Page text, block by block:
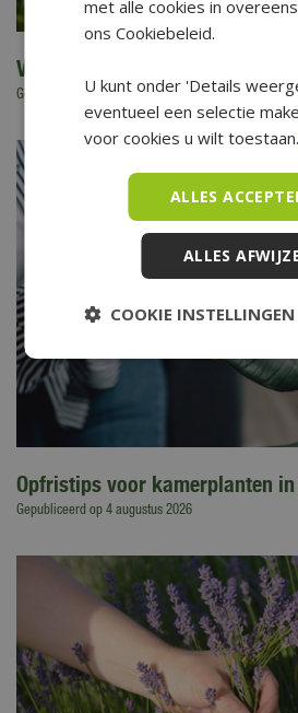
Vakantietips (voor kids) in eigen
Gepubliceerd op 6 augustus 2026
Opfristips voor kamerplanten
Gepubliceerd op 4 augustus 2026
met alle cookies in
ons Cookiebeleid.
U kunt onder 'Details
eventueel een selectie
voor cookies u wilt toestaan.
ALLES
ALLES
COOKIE INSTELLINGEN